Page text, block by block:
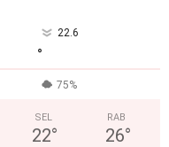
22.6
°
75%
SEL
22°
RAB
26°